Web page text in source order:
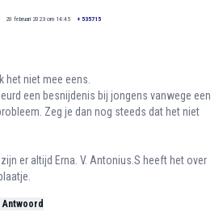
20 februari 2023 om 14:45 + 535715
het niet mee eens.
een besnijdenis bij jongens vanwege een
Zeg je dan nog steeds dat het niet
er altijd Erna. V. Antonius.S heeft het over
Antwoord